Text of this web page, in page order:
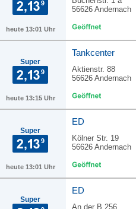
heute 13:01 Uhr
56626 Andernach
Super
heute 13:15 Uhr
Tankcenter
Aktienstr. 88
56626 Andernach
Super
heute 13:01 Uhr
ED
Kölner Str. 19
56626 Andernach
Super
ED
An der B 256